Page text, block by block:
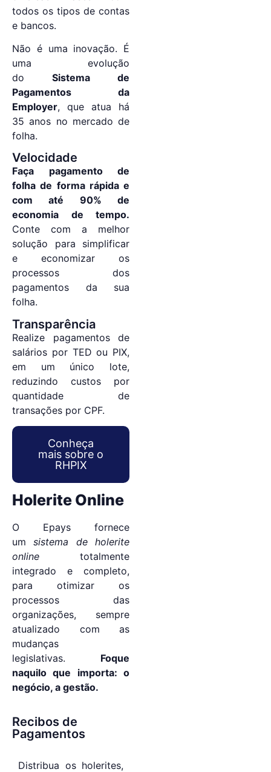
todos os tipos de contas
e bancos.
Não é uma inovação. É
uma evolução
do Sistema de
Pagamentos da
Employer, que atua há
35 anos no mercado de
folha.
Velocidade
Faça pagamento de
folha de forma rápida e
com até 90% de
economia de tempo.
Conte com a melhor
solução para simplificar
e economizar os
processos dos
pagamentos da sua
folha.
Transparência
Realize pagamentos de
salários por TED ou PIX,
em um único lote,
reduzindo custos por
quantidade de
transações por CPF.
Conheça
mais sobre o
RHPIX
Holerite Online
O Epays fornece
umsistema de holerite
online totalmente
integrado e completo,
para otimizar os
processos das
organizações, sempre
atualizado com as
mudanças
legislativas. Foque
naquilo que importa: o
negócio, a gestão.
Recibos de
Pagamentos
Distribua os holerites,